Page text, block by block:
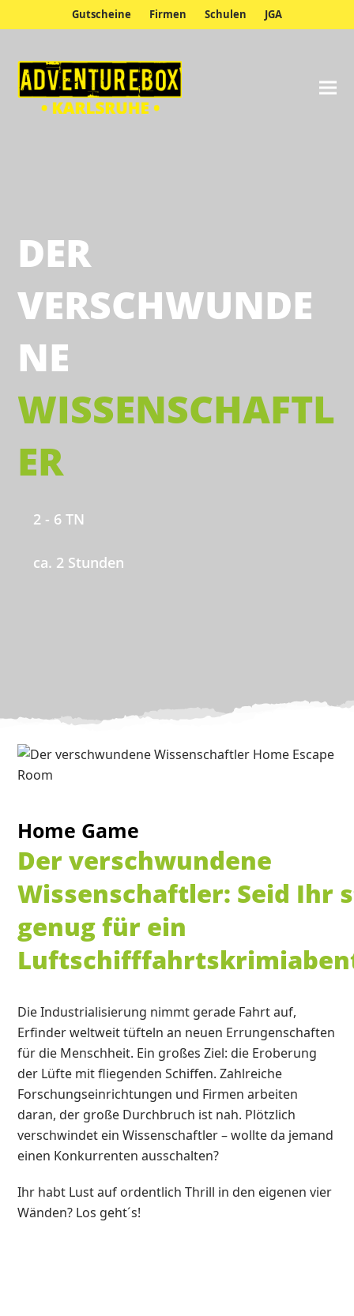
Gutscheine Firmen Schulen JGA
DER
VERSCHWUNDE
NE
WISSENSCHAFTL
ER
2 - 6 TN
ca. 2 Stunden
Home Game
Der verschwundene
Wissenschaftler: Seid Ihr
genug für ein
Die Industrialisierung nimmt gerade Fahrt auf,
Erfinder weltweit tüfteln an neuen Errungenschaften
für die Menschheit. Ein großes Ziel: die Eroberung
der Lüfte mit fliegenden Schiffen. Zahlreiche
Forschungseinrichtungen und Firmen arbeiten
daran, der große Durchbruch ist nah. Plötzlich
verschwindet ein Wissenschaftler – wollte da jemand
einen Konkurrenten ausschalten?
Ihr habt Lust auf ordentlich Thrill in den eigenen vier
Wänden? Los geht´s!